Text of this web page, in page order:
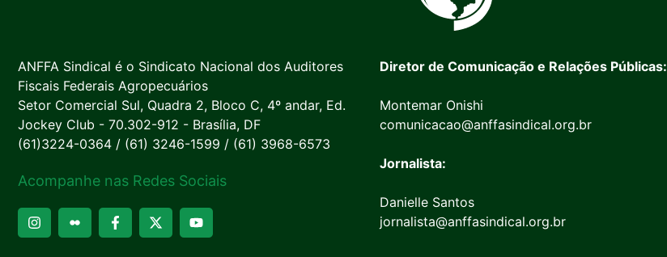
ANFFA Sindical é o Sindicato Nacional dos Auditores
Fiscais Federais Agropecuários
Setor Comercial Sul, Quadra 2, Bloco C, 4º andar, Ed.
Jockey Club - 70.302-912 - Brasília, DF
(61)3224-0364 / (61) 3246-1599 / (61) 3968-6573
Acompanhe nas Redes Sociais
Diretor de Comunicação e Relações Públicas:
Montemar Onishi
comunicacao@anffasindical.org.br
Jornalista:
Danielle Santos
jornalista@anffasindical.org.br